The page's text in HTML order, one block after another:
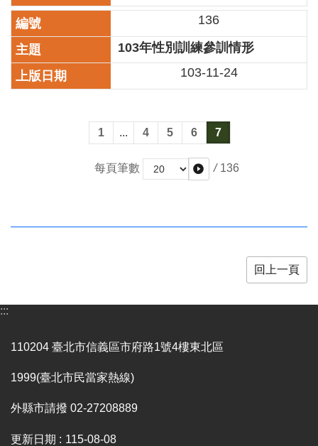
臺
北
市
政
府
權
私
護
策
資
安
136
103年性別訓練參訓情形
103-11-24
1 ... 4 5 6 7
每頁筆數 / 136
回上一頁
:::
110204 臺北市信義區市府路1號4樓東北區
1999(臺北市民當家熱線)
外縣市請撥 02-27208889
更新日期 115-08-08